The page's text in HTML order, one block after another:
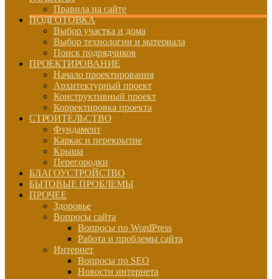
Правила на сайте
ПОДГОТОВКА
Выбор участка и дома
Выбор технологии и материала
Поиск подрядчиков
ПРОЕКТИРОВАНИЕ
Начало проектирования
Архитектурный проект
Конструктивный проект
Корректировка проекта
СТРОИТЕЛЬСТВО
Фундамент
Каркас и перекрытие
Крыша
Перегородки
БЛАГОУСТРОЙСТВО
БЫТОВЫЕ ПРОБЛЕМЫ
ПРОЧЕЕ
Здоровье
Вопросы сайта
Вопросы по WordPress
Работа и проблемы сайта
Интернет
Вопросы по SEO
Новости интернета